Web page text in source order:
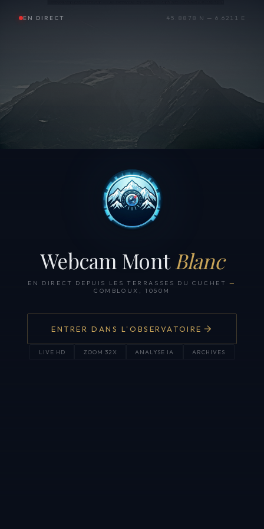
EN DIRECT 45.8878 N — 6.6211 E
Webcam Mont Blanc
EN DIRECT DEPUIS LES TERRASSES DU CUCHET —
COMBLOUX, 1050M
ENTRER DANS L'OBSERVATOIRE
LIVE HD ZOOM 32X ANALYSE IA ARCHIVES